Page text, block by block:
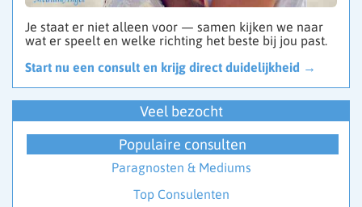
Je staat er niet alleen voor — samen kijken we naar
wat er speelt en welke richting het beste bij jou past.
Start nu een consult en krijg direct duidelijkheid →
Veel bezocht
Populaire consulten
Paragnosten & Mediums
Top Consulenten